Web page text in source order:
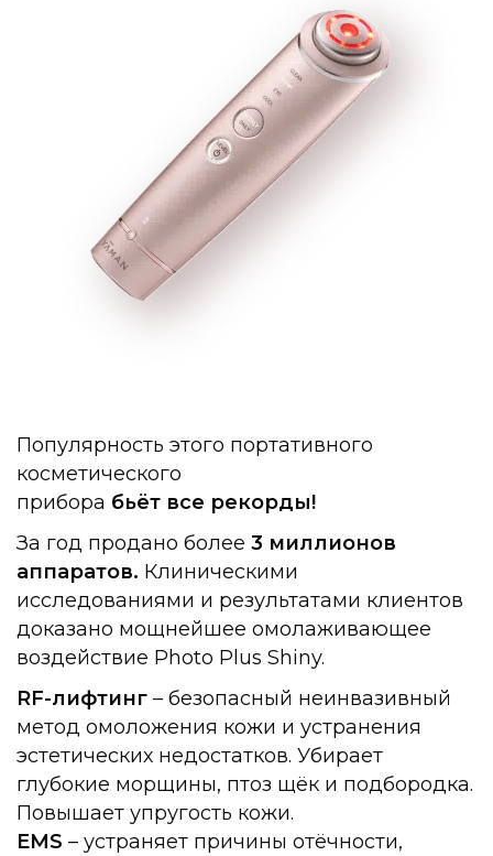
Популярность этого портативного
косметического
прибора бьёт все рекорды!
За год продано более 3 миллионов
аппаратов. Клиническими
исследованиями и результатами клиентов
доказано мощнейшее омолаживающее
воздействие Photo Plus Shiny.
RF-лифтинг – безопасный неинвазивный
метод омоложения кожи и устранения
эстетических недостатков. Убирает
глубокие морщины, птоз щёк и подбородка.
Повышает упругость кожи.
EMS – устраняет причины отёчности,